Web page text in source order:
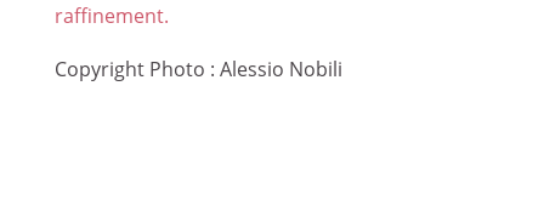
raffinement.
Copyright Photo : Alessio Nobili